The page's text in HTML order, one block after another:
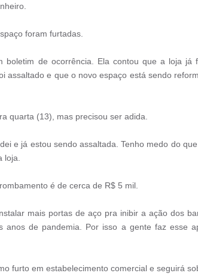
foram furtadas.
de ocorrência. Ela contou que a loja já
assaltado e que o novo espaço está sendo
quarta (13), mas precisou ser adida.
e já estou sendo assaltada. Tenho medo do
loja.
é de cerca de R$ 5 mil.
mais portas de aço pra inibir a ação dos
anos de pandemia. Por isso a gente faz esse
furto em estabelecimento comercial e seguirá